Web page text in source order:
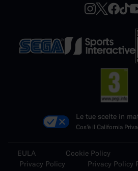
Le tue scelte in
Cos'è il California
EULA Cookie Policy
Privacy Policy
Privacy Policy